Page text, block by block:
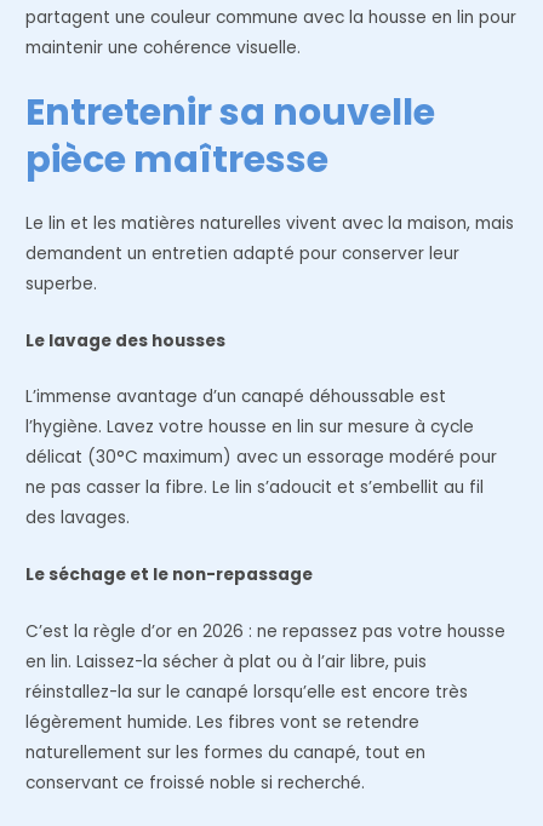
partagent une couleur commune avec la housse en lin pour
maintenir une cohérence visuelle.
Entretenir sa nouvelle
pièce maîtresse
Le lin et les matières naturelles vivent avec la maison, mais
demandent un entretien adapté pour conserver leur
superbe.
Le lavage des housses
L’immense avantage d’un canapé déhoussable est
l’hygiène. Lavez votre housse en lin sur mesure à cycle
délicat (30°C maximum) avec un essorage modéré pour
ne pas casser la fibre. Le lin s’adoucit et s’embellit au fil
des lavages.
Le séchage et le non-repassage
C’est la règle d’or en 2026 : ne repassez pas votre housse
en lin. Laissez-la sécher à plat ou à l’air libre, puis
réinstallez-la sur le canapé lorsqu’elle est encore très
légèrement humide. Les fibres vont se retendre
naturellement sur les formes du canapé, tout en
conservant ce froissé noble si recherché.